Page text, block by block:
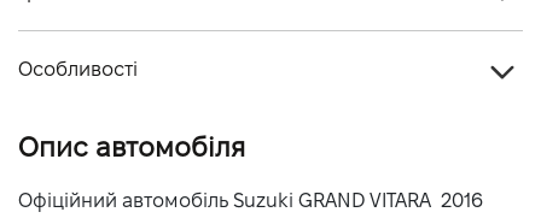
Об'єм двигуна (см.куб.)
Витрати пального, л/100 км (змішаний)
Викиди CO2, г/км (змішаний)
Особливості
Опис автомобіля
Офіційний автомобіль Suzuki GRAND VITARA 2016